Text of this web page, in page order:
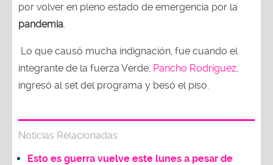
por volver en pleno estado de emergencia por la
pandemia
Lo que causó mucha indignación, fue cuando el
integrante de la fuerza Verde, Pancho Rodríguez
ingresó al set del programa y besó el piso.
Noticias Relacionadas
Esto es guerra vuelve este lunes a pesar de